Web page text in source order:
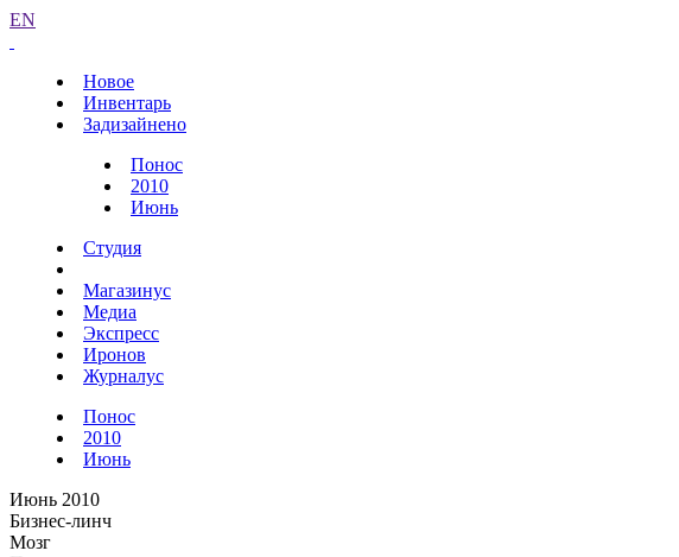
EN
Новое
Инвентарь
Задизайнено
Понос
2010
Июнь
Студия
Магазинус
Медиа
Экспресс
Иронов
Журналус
Понос
2010
Июнь
Июнь 2010
Бизнес-линч
Мозг